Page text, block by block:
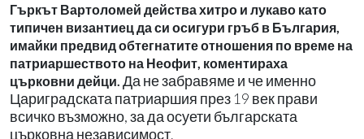
Гъркът Вартоломей действа хитро и лукаво като
типичен византиец да си осигури гръб в България,
имайки предвид обтегнатите отношения по време на
патриаршеството на Неофит, коментираха
църковни дейци. Да не забравяме и че именно
Цариградската патриаршия през 19 век прави
всичко възможно, за да осуети българската
църковна независимост.